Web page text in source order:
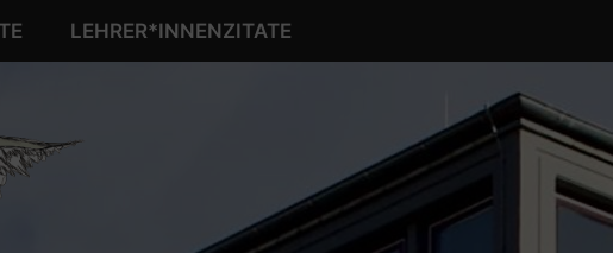
LEHRER*INNENZITATE